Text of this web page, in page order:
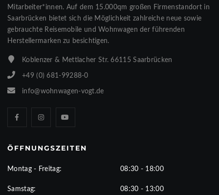
Mitarbeiter*innen. Auf dem 15.000qm großen Firmenstandort in
Saarbrücken bietet sich die Möglichkeit zahlreiche neue sowie
gebrauchte Reisemobile und Wohnwagen der führenden
Herstellermarken zu besichtigen.
Koblenzer & Mettlacher Str. 66115 Saarbrücken
+49 (0) 681-99288-0
info@wohnwagen-vogt.de
ÖFFNUNGSZEITEN
Montag - Freitag: 08:30 - 18:00
Samstag: 08:30 - 13:00